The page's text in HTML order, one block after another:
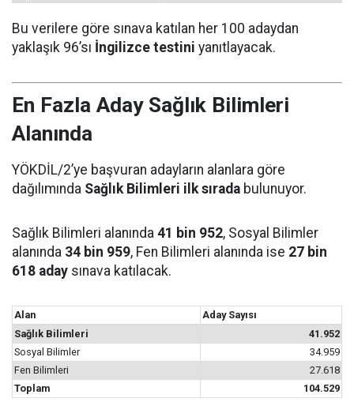
Bu verilere göre sınava katılan her 100 adaydan
yaklaşık 96’sı İngilizce testini yanıtlayacak.
En Fazla Aday Sağlık Bilimleri
Alanında
YÖKDİL/2’ye başvuran adayların alanlara göre
dağılımında Sağlık Bilimleri ilk sırada bulunuyor.
Sağlık Bilimleri alanında 41 bin 952, Sosyal Bilimler
alanında 34 bin 959, Fen Bilimleri alanında ise 27 bin
618 aday sınava katılacak.
Alan
Aday Sayısı
Sağlık Bilimleri
41.952
Sosyal Bilimler
34.959
Fen Bilimleri
27.618
Toplam
104.529